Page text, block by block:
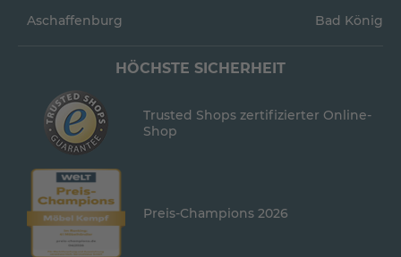
Aschaffenburg Bad König
HÖCHSTE SICHERHEIT
Trusted Shops zertifizierter Online-
Shop
Preis-Champions 2026